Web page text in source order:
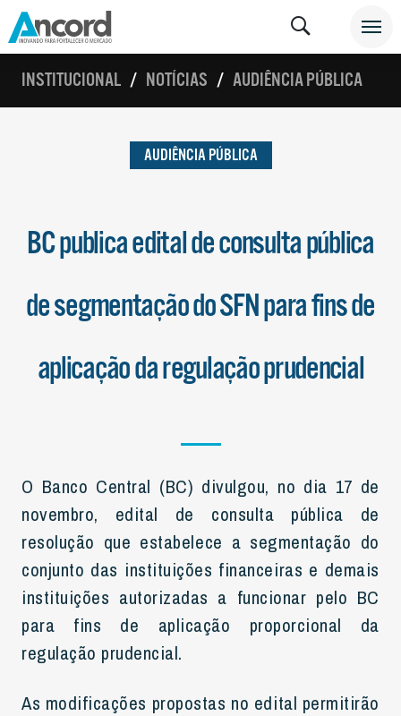
INSTITUCIONAL NOTÍCIAS AUDIÊNCIA PÚBLICA
AUDIÊNCIA PÚBLICA
BC publica edital de consulta pública
de segmentação do SFN para fins de
aplicação da regulação prudencial
O Banco Central (BC) divulgou, no dia 17 de
novembro, edital de consulta pública de
resolução que estabelece a segmentação do
conjunto das instituições financeiras e demais
instituições autorizadas a funcionar pelo BC
para fins de aplicação proporcional da
regulação prudencial.
As modificações propostas no edital permitirão